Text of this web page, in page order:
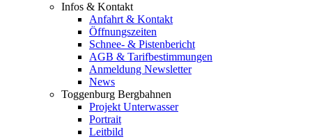
Infos & Kontakt
Anfahrt & Kontakt
Öffnungszeiten
Schnee- & Pistenbericht
AGB & Tarifbestimmungen
Anmeldung Newsletter
News
Toggenburg Bergbahnen
Projekt Unterwasser
Portrait
Leitbild